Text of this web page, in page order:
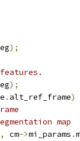
);
);
. alt_ref_frame)
map
, cm->mi_params .